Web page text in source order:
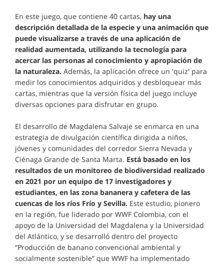
En este juego, que contiene 40 cartas, hay una
descripción detallada de la especie y una animación que
puede visualizarse a través de una aplicación de
realidad aumentada, utilizando la tecnología para
acercar las personas al conocimiento y apropiación de
la naturaleza. Además, la aplicación ofrece un 'quiz' para
medir los conocimientos adquiridos y desbloquear más
cartas, mientras que la versión física del juego incluye
diversas opciones para disfrutar en grupo.
El desarrollo de Magdalena Salvaje se enmarca en una
estrategia de divulgación científica dirigida a niños,
jóvenes y comunidades del corredor Sierra Nevada y
Ciénaga Grande de Santa Marta. Está basado en los
resultados de un monitoreo de biodiversidad realizado
en 2021 por un equipo de 17 investigadores y
estudiantes, en las zona bananera y cafetera de las
cuencas de los ríos Frío y Sevilla. Este estudio, pionero
en la región, fue liderado por WWF Colombia, con el
apoyo de la Universidad del Magdalena y la Universidad
del Atlántico, y se desarrolló dentro del proyecto
“Producción de banano convencional ambiental y
socialmente sostenible” que WWF ha implementado